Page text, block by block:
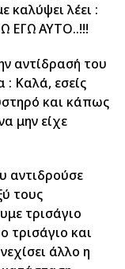
καλύψει λέει :
ΕΓΩ ΑΥΤΟ..!!!
αντίδρασή του
: Καλά, εσείς
και κάπως
μην είχε
αντιδρούσε
τους
τρισάγιο
τρισάγιο και
άλλο η